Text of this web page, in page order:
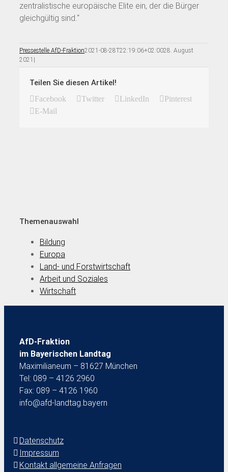
zentralistische europäische Elite ein, der die Bürger
gleichgültig sind.“
Pressestelle AfD-Fraktion2021-08-28T22:19:06+02:0028. August
2021 |
Teilen Sie diesen Artikel!
Facebook Twitter LinkedIn
Pinterest
E-Mail
Themenauswahl
Bildung
Europa
Land- und Forstwirtschaft
Arbeit und Soziales
Wirtschaft
AfD-Fraktion
im Bayerischen Landtag
Maximilianeum – 81627 München
Tel: 089 – 4126 2960
Fax: 089 – 4126 1960
info@afd-landtag.bayern
Datenschutz
Impressum
Kontakt allgemeine Anfragen